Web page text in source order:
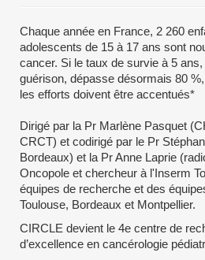
Chaque année en France, 2 260
adolescents de 15 à 17 ans sont
cancer. Si le taux de survie à 5
guérison, dépasse désormais 80
les efforts doivent être accentués*
Dirigé par la Pr Marlène Pasquet
CRCT) et codirigé par le Pr
Bordeaux) et la Pr Anne Laprie
Oncopole et chercheur à l'Inserm
équipes de recherche et des
Toulouse, Bordeaux et Montpellier.
CIRCLE devient le 4e centre de
d’excellence en cancérologie